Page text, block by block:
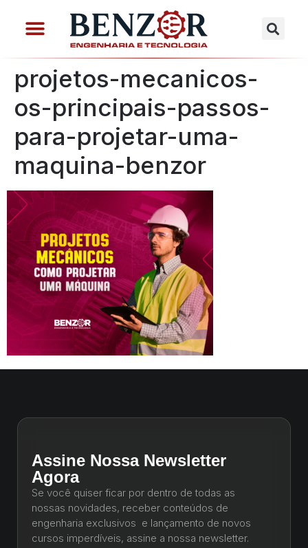
projetos-mecanicos-
os-principais-passos-
para-projetar-uma-
maquina-benzor
Assine Nossa Newsletter
Agora
Se você quiser ficar por dentro de todas as
nossas novidades, receber conteúdos de
engenharia exclusivos e lançamento de novos
cursos imperdíveis, assine a nossa newsletter.